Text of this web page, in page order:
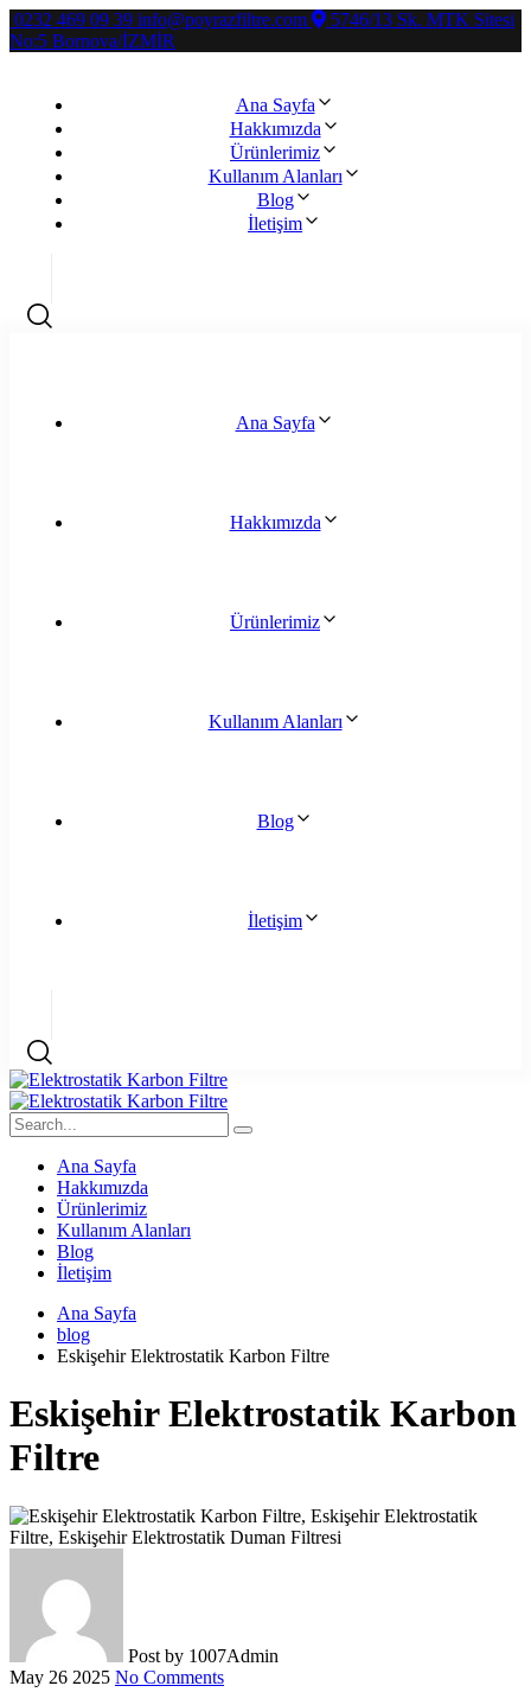
0232 469 09 39 info@poyrazfiltre.com
5746/13 Sk. MTK Sitesi
No:5 Bornova/İZMİR
Ana Sayfa
Hakkımızda
Ürünlerimiz
Kullanım Alanları
Blog
İletişim
Ana Sayfa
Hakkımızda
Ürünlerimiz
Kullanım Alanları
Blog
İletişim
Ana Sayfa
Hakkımızda
Ürünlerimiz
Kullanım Alanları
Blog
İletişim
Ana Sayfa
blog
Eskişehir Elektrostatik Karbon Filtre
Eskişehir Elektrostatik Karbon
Filtre
Post by 1007Admin
May 26 2025 No Comments